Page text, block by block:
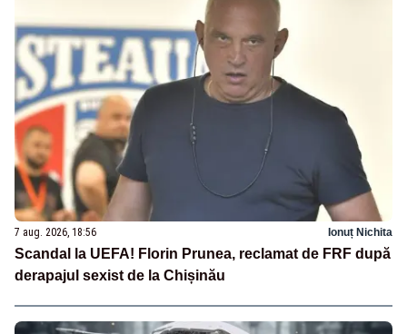
7 aug. 2026, 18:56 Ionuț Nichita
Scandal la UEFA! Florin Prunea, reclamat de FRF după
derapajul sexist de la Chișinău